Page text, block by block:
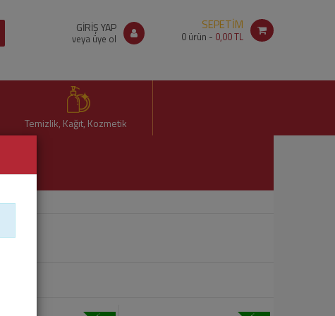
GİRİŞ YAP
veya üye ol
SEPETİM
0 ürün - 0,00 TL
Temizlik, Kağıt, Kozmetik